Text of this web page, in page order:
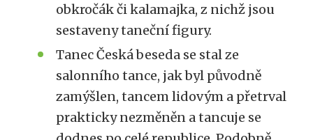
obkročák či kalamajka, z nichž jsou
sestaveny taneční figury.
Tanec Česká beseda se stal ze
salonního tance, jak byl původně
zamýšlen, tancem lidovým a přetrval
prakticky nezměněn a tancuje se